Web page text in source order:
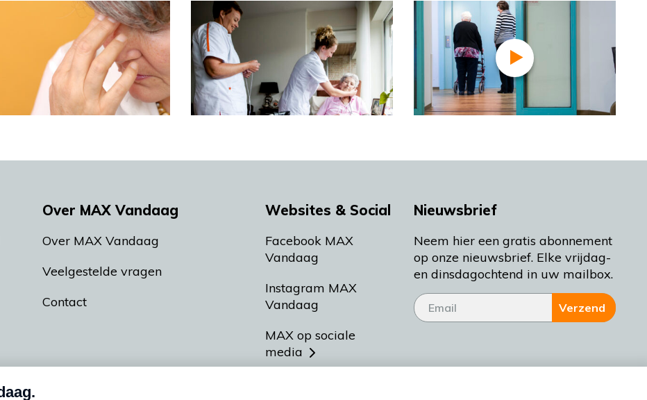
Over MAX Vandaag
Over MAX Vandaag
Veelgestelde vragen
Contact
Websites & Social
Facebook MAX
Vandaag
Instagram MAX
Vandaag
MAX op sociale
media
Nieuwsbrief
Neem hier een gratis abonnement
op onze nieuwsbrief. Elke vrijdag-
en dinsdagochtend in uw mailbox.
Verzend